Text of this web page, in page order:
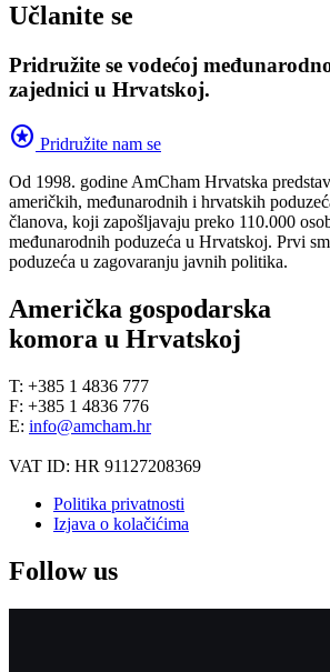
Učlanite se
Pridružite se vodećoj
zajednici u Hrvatskoj.
stars Pridružite nam se
Od 1998. godine AmCham Hrvatska
američkih, međunarodnih i hrvatskih
članova, koji zapošljavaju preko 110.000
međunarodnih poduzeća u Hrvatskoj. Prvi
poduzeća u zagovaranju javnih politika.
Američka gospodarska
komora u Hrvatskoj
T: +385 1 4836 777
F: +385 1 4836 776
E: info@amcham.hr
VAT ID: HR 91127208369
Politika privatnosti
Izjava o kolačićima
Follow us